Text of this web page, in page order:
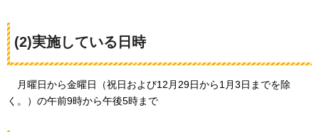
(2)実施している日時
月曜日から金曜日（祝日および12月29日から1月3日までを除
く。）の午前9時から午後5時まで